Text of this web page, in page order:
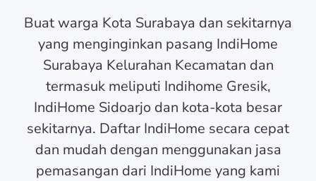
Buat warga Kota Surabaya dan sekitarnya
yang menginginkan pasang IndiHome
Surabaya Kelurahan Kecamatan dan
termasuk meliputi Indihome Gresik,
IndiHome Sidoarjo dan kota-kota besar
sekitarnya. Daftar IndiHome secara cepat
dan mudah dengan menggunakan jasa
pemasangan dari IndiHome yang kami